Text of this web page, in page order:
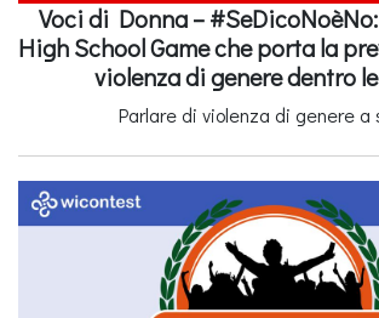
Voci di Donna –
High School Game che porta la
violenza di genere dentro
Parlare di violenza di genere a